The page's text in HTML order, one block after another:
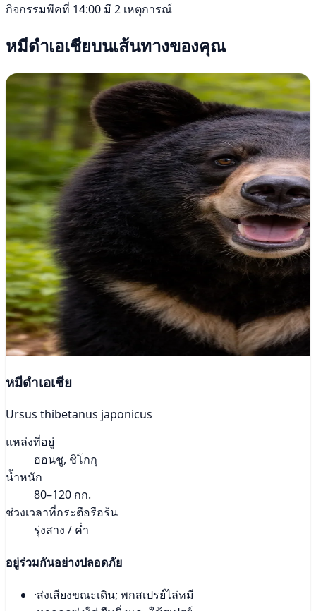
กิจกรรมพีคที่ 14:00 มี 2 เหตุการณ์
หมีดำเอเชียบนเส้นทางของคุณ
หมีดำเอเชีย
Ursus thibetanus japonicus
แหล่งที่อยู่
ฮอนชู, ชิโกกุ
น้ำหนัก
80–120 กก.
ช่วงเวลาที่กระตือรือร้น
รุ่งสาง / ค่ำ
อยู่ร่วมกันอย่างปลอดภัย
·ส่งเสียงขณะเดิน; พกสเปรย์ไล่หมี